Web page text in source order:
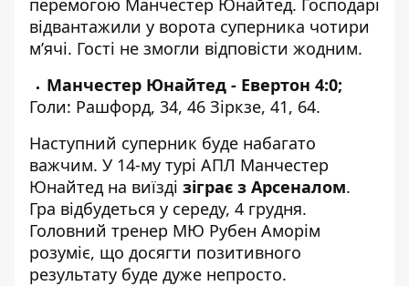
перемогою Манчестер Юнайтед. Господарі
відвантажили у ворота суперника чотири
м’ячі. Гості не змогли відповісти жодним.
Манчестер Юнайтед - Евертон 4:0;
Голи: Рашфорд, 34, 46 Зіркзе, 41, 64.
Наступний суперник буде набагато
важчим. У 14-му турі АПЛ Манчестер
Юнайтед на виїзді зіграє з Арсеналом.
Гра відбудеться у середу, 4 грудня.
Головний тренер МЮ Рубен Аморім
розуміє, що досягти позитивного
результату буде дуже непросто.